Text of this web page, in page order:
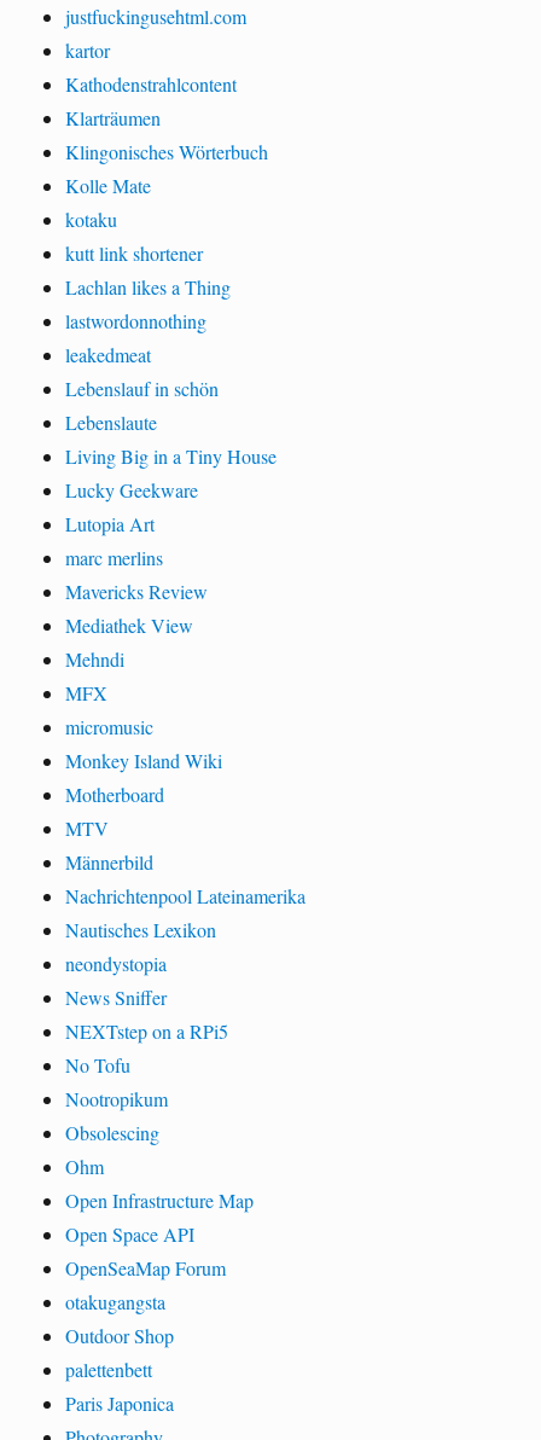
justfuckingusehtml.com
kartor
Kathodenstrahlcontent
Klarträumen
Klingonisches Wörterbuch
Kolle Mate
kotaku
kutt link shortener
Lachlan likes a Thing
lastwordonnothing
leakedmeat
Lebenslauf in schön
Lebenslaute
Living Big in a Tiny House
Lucky Geekware
Lutopia Art
marc merlins
Mavericks Review
Mediathek View
Mehndi
MFX
micromusic
Monkey Island Wiki
Motherboard
MTV
Männerbild
Nachrichtenpool Lateinamerika
Nautisches Lexikon
neondystopia
News Sniffer
NEXTstep on a RPi5
No Tofu
Nootropikum
Obsolescing
Ohm
Open Infrastructure Map
Open Space API
OpenSeaMap Forum
otakugangsta
Outdoor Shop
palettenbett
Paris Japonica